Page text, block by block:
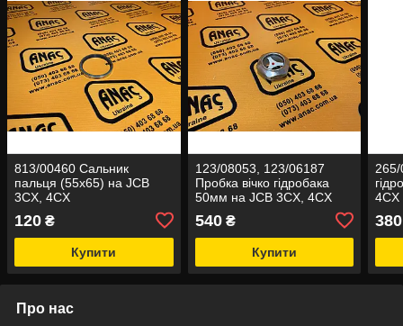
813/00460 Сальник
пальця (55x65) на JCB
3CX, 4CX
120 ₴
Купити
123/08053, 123/06187
Пробка вічко гідробака
50мм на JCB 3CX, 4CX
540₴
Купити
265/
4CX
380
Про нас